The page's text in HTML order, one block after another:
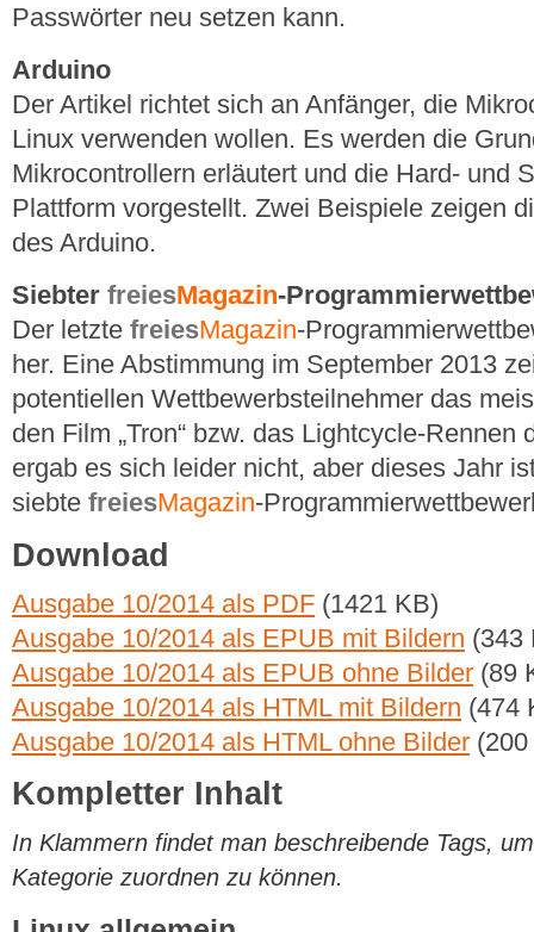
Passwörter neu setzen kann.
Arduino
Der Artikel richtet sich an Anfänger, die
Linux verwenden wollen. Es werden die
Mikrocontrollern erläutert und die Hard- und
Plattform vorgestellt. Zwei Beispiele zeigen
des Arduino.
Siebter freiesMagazin-
Der letzte freiesMagazin-
her. Eine Abstimmung im September 2013
potentiellen Wettbewerbsteilnehmer das
den Film „Tron“ bzw. das Lightcycle-Rennen
ergab es sich leider nicht, aber dieses Jahr
siebte freiesMagazin-
Download
Ausgabe 10/2014 als PDF (1421 KB)
Ausgabe 10/2014 als EPUB mit Bildern (343
Ausgabe 10/2014 als EPUB ohne Bilder (89
Ausgabe 10/2014 als HTML mit Bildern (474
Ausgabe 10/2014 als HTML ohne Bilder
Kompletter Inhalt
In Klammern findet man beschreibende Tags,
Kategorie zuordnen zu können.